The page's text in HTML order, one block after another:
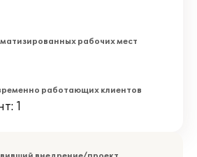
рабочих мест
работающих клиентов
1